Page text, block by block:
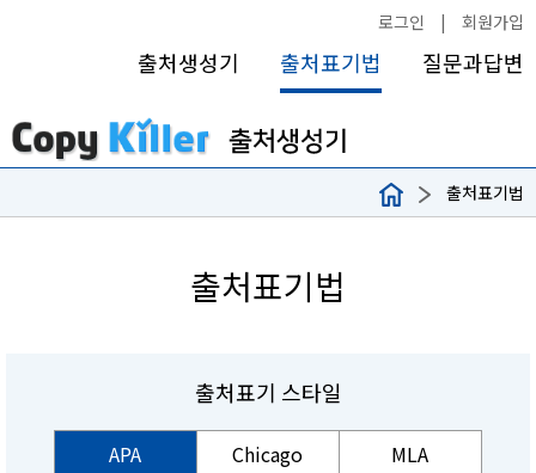
로그인 | 회원가입
출처생성기 출처표기법 질문과답변
출처표기법
출처표기법
출처표기 스타일
APA Chicago
MLA